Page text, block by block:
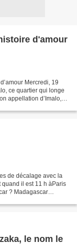
d'amour
Mercredi, 19
ce quartier qui longe
appellation d’Imalo,
de décalage avec la
quand il est 11 h àParis
? Madagascar
le nom le